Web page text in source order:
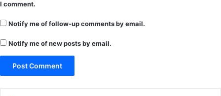
स
गु
प
I comment.
Notify me of follow-up comments by email.
Notify me of new posts by email.